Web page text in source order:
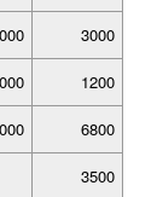
3000
1200
6800
3500